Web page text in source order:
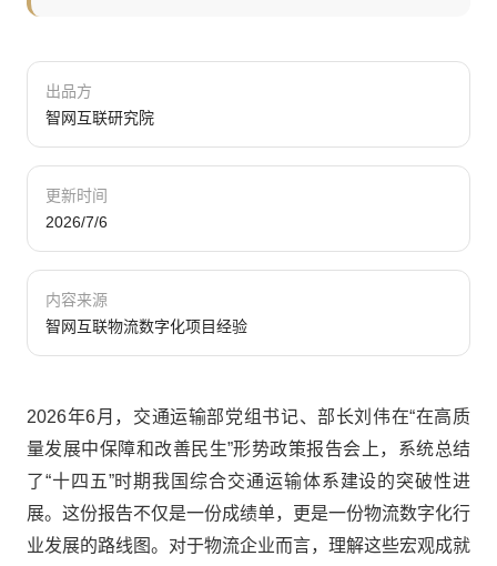
出品方
智网互联研究院
更新时间
2026/7/6
内容来源
智网互联物流数字化项目经验
2026年6月，交通运输部党组书记、部长刘伟在“在高质
量发展中保障和改善民生”形势政策报告会上，系统总结
了“十四五”时期我国综合交通运输体系建设的突破性进
展。这份报告不仅是一份成绩单，更是一份物流数字化行
业发展的路线图。对于物流企业而言，理解这些宏观成就